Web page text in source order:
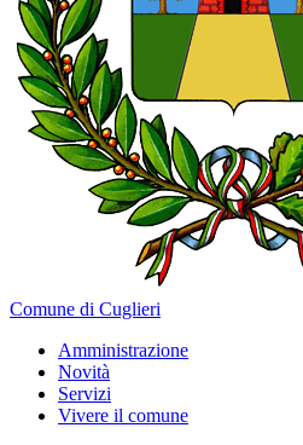
Comune di Cuglieri
Amministrazione
Novità
Servizi
Vivere il comune